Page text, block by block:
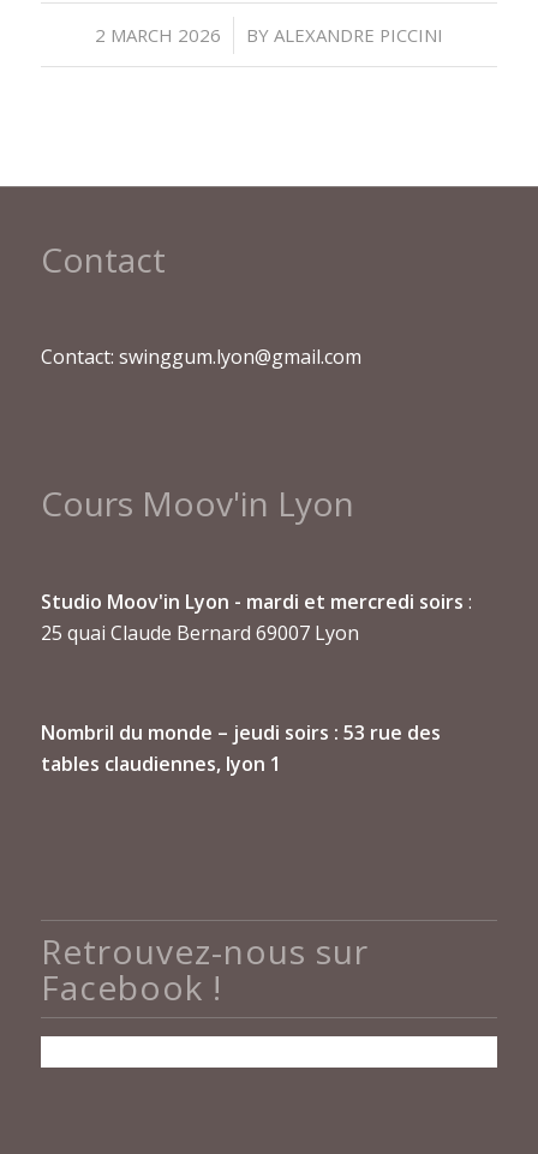
2 MARCH 2026
/ BY ALEXANDRE PICCINI
Contact
Contact: swinggum.lyon@gmail.com
Cours Moov'in Lyon
Studio Moov'in Lyon - mardi et mercredi soirs :
25 quai Claude Bernard 69007 Lyon
Nombril du monde – jeudi soirs : 53 rue des
tables claudiennes, lyon 1
Retrouvez-nous sur
Facebook !